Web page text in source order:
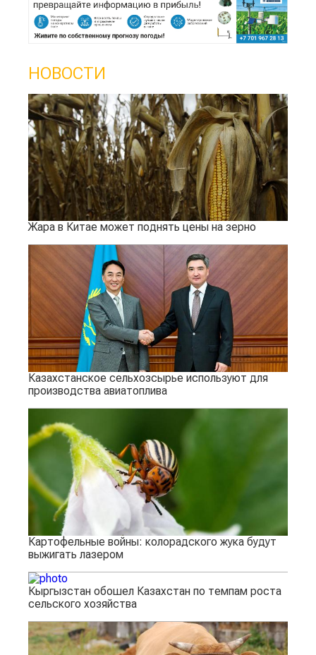
НОВОСТИ
Жара в Китае может поднять цены на зерно
Казахстанское сельхозсырье используют для
производства авиатоплива
Картофельные войны: колорадского жука будут
выжигать лазером
Кыргызстан обошел Казахстан по темпам роста
сельского хозяйства